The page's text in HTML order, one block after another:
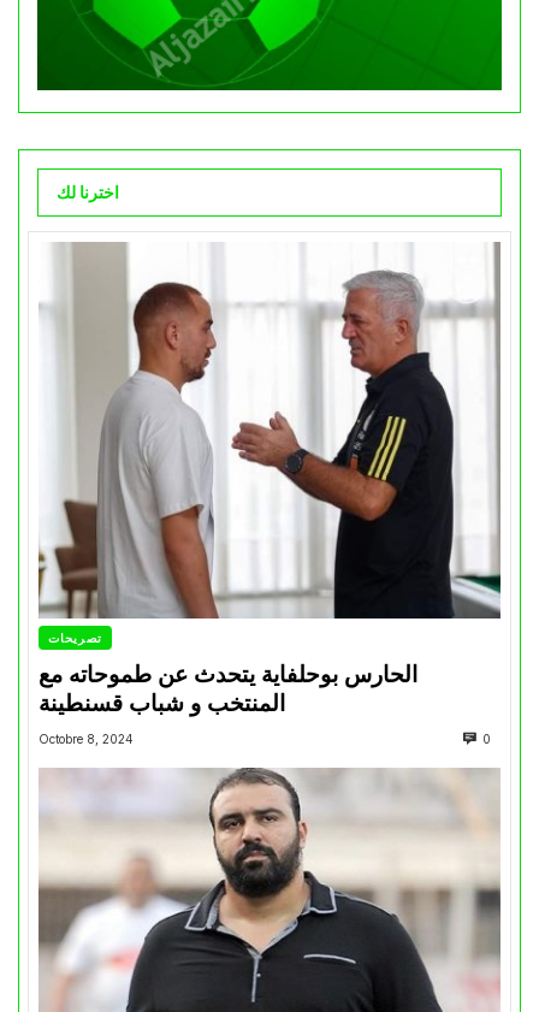
اخترنا لك
تصريحات
الحارس بوحلفاية يتحدث عن طموحاته مع
المنتخب و شباب قسنطينة
Octobre 8, 2024 0